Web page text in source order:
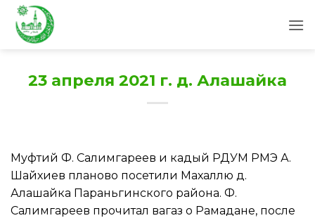
Skip
content
23 апреля 2021 г. д. Алашайка
Муфтий Ф. Салимгареев и кадый РДУМ РМЭ А.
Шайхиев планово посетили Махаллю д.
Алашайка Параньгинского района. Ф.
Салимгареев прочитал вагаз о Рамадане, после